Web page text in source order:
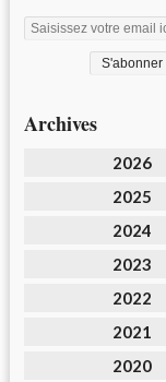
Archives
2026
2025
2024
2023
2022
2021
2020